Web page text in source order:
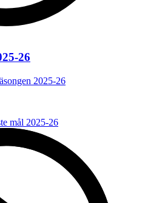
26
2025-26